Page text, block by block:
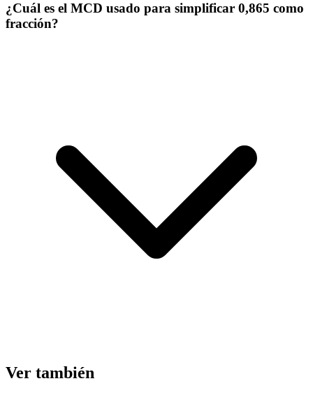
¿Cuál es el MCD usado para simplificar 0,865 como
fracción?
Ver también